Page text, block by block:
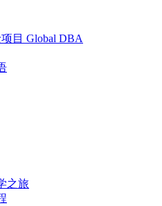
目 Global DBA
之旅